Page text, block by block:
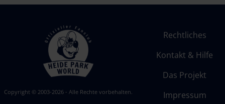
Copyright © 2003-2026 - Alle Rechte vorbehalten.
Rechtliches
Kontakt & Hilfe
Das Projekt
Impressum